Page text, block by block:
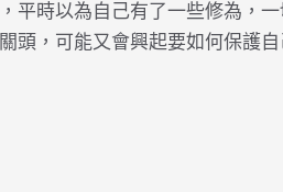
平時以為自己有了一些修為，
頭，可能又會興起要如何保護